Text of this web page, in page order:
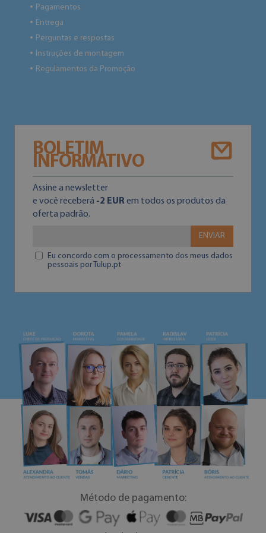
● Pagamentos
● Entrega
● Perguntas e respostas
● Instruções de montagem
● Regulamentos da Promoção
BOLETIM
INFORMATIVO
Assine a newsletter
e você receberá -2 EUR em todos os produtos da
oferta padrão.
ENVIAR
Eu concordo com o processamento dos meus dados
pessoais por Tulup.pt
Método de pagamento: